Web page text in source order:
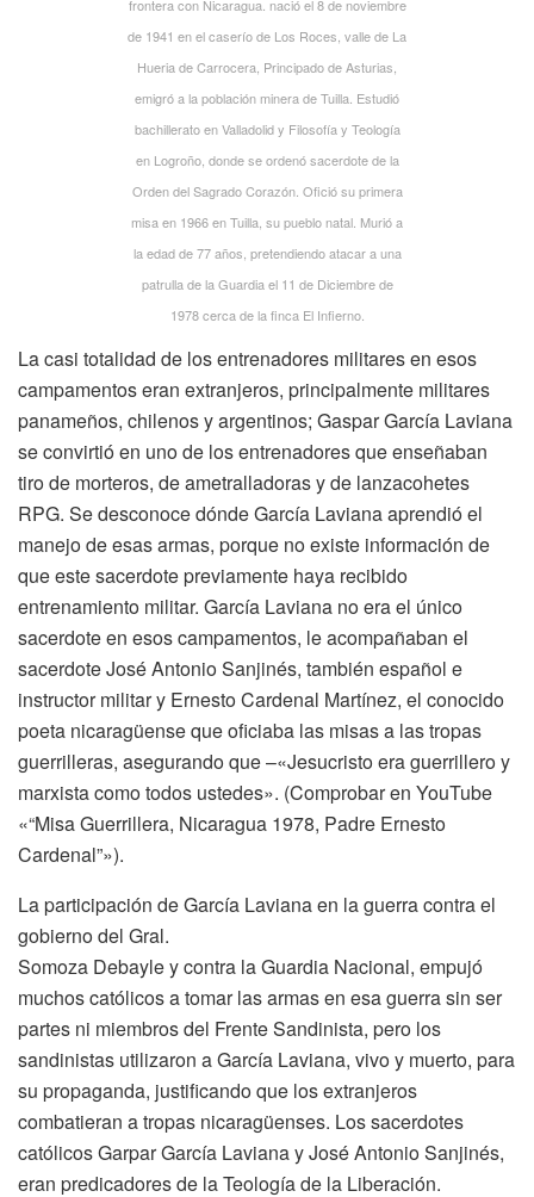
frontera con Nicaragua. nació el 8 de noviembre
de 1941 en el caserío de Los Roces, valle de La
Hueria de Carrocera, Principado de Asturias,
emigró a la población minera de Tuilla. Estudió
bachillerato en Valladolid y Filosofía y Teología
en Logroño, donde se ordenó sacerdote de la
Orden del Sagrado Corazón. Ofició su primera
misa en 1966 en Tuilla, su pueblo natal. Murió a
la edad de 77 años, pretendiendo atacar a una
patrulla de la Guardia el 11 de Diciembre de
1978 cerca de la finca El Infierno.
La casi totalidad de los entrenadores militares en esos
campamentos eran extranjeros, principalmente militares
panameños, chilenos y argentinos; Gaspar García Laviana
se convirtió en uno de los entrenadores que enseñaban
tiro de morteros, de ametralladoras y de lanzacohetes
RPG. Se desconoce dónde García Laviana aprendió el
manejo de esas armas, porque no existe información de
que este sacerdote previamente haya recibido
entrenamiento militar. García Laviana no era el único
sacerdote en esos campamentos, le acompañaban el
sacerdote José Antonio Sanjinés, también español e
instructor militar y Ernesto Cardenal Martínez, el conocido
poeta nicaragüense que oficiaba las misas a las tropas
guerrilleras, asegurando que –«Jesucristo era guerrillero y
marxista como todos ustedes». (Comprobar en YouTube
«“Misa Guerrillera, Nicaragua 1978, Padre Ernesto
Cardenal”»).
La participación de García Laviana en la guerra contra el
gobierno del Gral.
Somoza Debayle y contra la Guardia Nacional, empujó
muchos católicos a tomar las armas en esa guerra sin ser
partes ni miembros del Frente Sandinista, pero los
sandinistas utilizaron a García Laviana, vivo y muerto, para
su propaganda, justificando que los extranjeros
combatieran a tropas nicaragüenses. Los sacerdotes
católicos Garpar García Laviana y José Antonio Sanjinés,
eran predicadores de la Teología de la Liberación.